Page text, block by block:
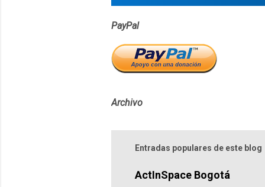
PayPal
Archivo
Entradas populares de este blog
ActInSpace Bogotá